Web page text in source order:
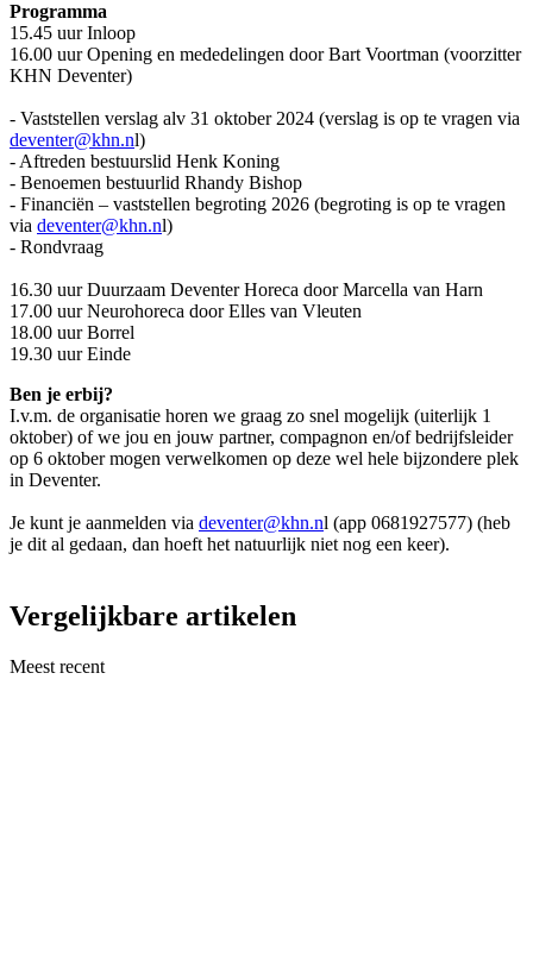
Programma
15.45 uur Inloop
16.00 uur Opening en mededelingen door Bart Voortman (voorzitter
KHN Deventer)
- Vaststellen verslag alv 31 oktober 2024 (verslag is op te vragen via
deventer@khn.nl)
- Aftreden bestuurslid Henk Koning
- Benoemen bestuurlid Rhandy Bishop
- Financiën – vaststellen begroting 2026 (begroting is op te vragen
via deventer@khn.nl)
- Rondvraag
16.30 uur Duurzaam Deventer Horeca door Marcella van Harn
17.00 uur Neurohoreca door Elles van Vleuten
18.00 uur Borrel
19.30 uur Einde
Ben je erbij?
I.v.m. de organisatie horen we graag zo snel mogelijk (uiterlijk 1
oktober) of we jou en jouw partner, compagnon en/of bedrijfsleider
op 6 oktober mogen verwelkomen op deze wel hele bijzondere plek
in Deventer.
Je kunt je aanmelden via deventer@khn.nl (app 0681927577) (heb
je dit al gedaan, dan hoeft het natuurlijk niet nog een keer).
Vergelijkbare artikelen
Meest recent